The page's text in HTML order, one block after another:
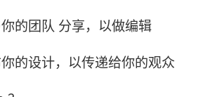
的团队 分享，以做编辑
的设计，以传递给你的观众